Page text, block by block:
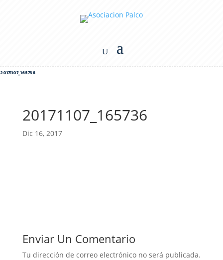
20171107_165736
20171107_165736
Dic 16, 2017
Enviar Un Comentario
Tu dirección de correo electrónico no será publicada.